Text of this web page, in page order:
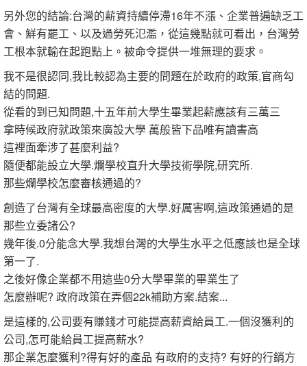
另外您的結論:台灣的薪資持續停滯16年不漲、企業普遍缺乏工
會、鮮有罷工、以及過勞死氾濫，從這幾點就可看出，台灣勞
工根本就輸在起跑點上。被命令提供一堆無理的要求。
我不是很認同,我比較認為主要的問題在於政府的政策,官商勾
結的問題.
從看的到已知問題,十五年前大學生畢業起薪應該有三萬三
拿時候政府就政策來廣設大學 萬般皆下品唯有讀書高
這裡面牽涉了甚麼利益?
隨便都能設立大學.爛學校直升大學技術學院,研究所.
那些爛學校怎麼審核通過的?
創造了台灣有全球最高密度的大學.好厲害啊,這政策通過的是
那些立委諸公?
幾年後.0分能念大學.我想台灣的大學生水平之低應該也是全球
第一了.
之後好像企業都不用這些0分大學畢業的畢業生了
怎麼辦呢? 政府政策在弄個22k補助方案.結案...
是這樣的,公司要有賺錢才可能提高薪資給員工.一個沒獲利的
公司,怎可能給員工提高薪水?
那企業怎麼獲利?得有好的產品 有政府的支持? 有好的行銷方